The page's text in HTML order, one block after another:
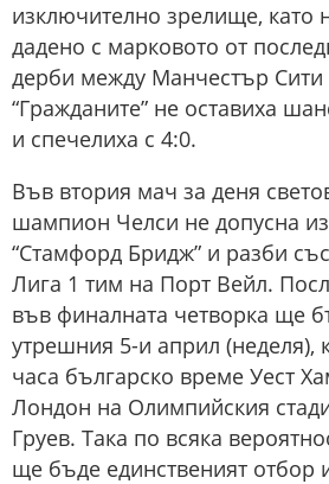
изключително зрелище, като
дадено с марковото от
дерби между Манчестър
“Гражданите” не оставиха
и спечелиха с 4:0.
Във втория мач за деня
шампион Челси не допусна
“Стамфорд Бридж” и разби
Лига 1 тим на Порт Вейл.
във финалната четворка ще
утрешния 5-и април (неделя),
часа българско време Уест
Лондон на Олимпийския
Груев. Така по всяка
ще бъде единственият отбор